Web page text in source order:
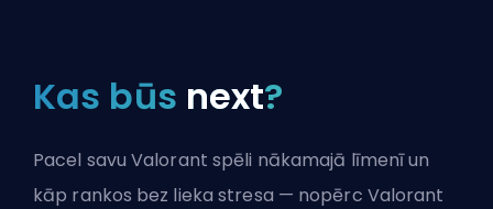
Kas būs next?
Pacel savu Valorant spēli nākamajā līmenī un
kāp rankos bez lieka stresa — nopērc Valorant